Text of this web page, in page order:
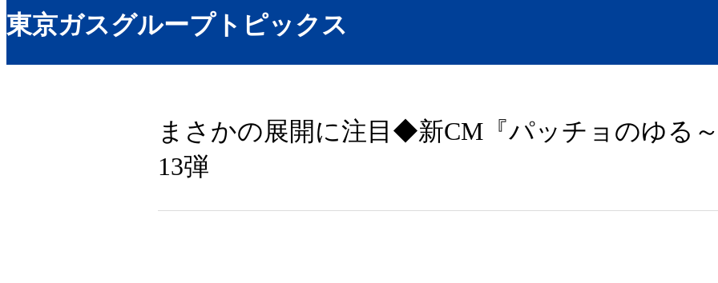
東京ガスグループトピックス
まさかの展開に注目◆新CM『パッチョのゆる
13弾